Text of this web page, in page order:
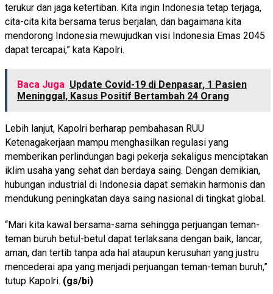
terukur dan jaga ketertiban. Kita ingin Indonesia tetap terjaga,
cita-cita kita bersama terus berjalan, dan bagaimana kita
mendorong Indonesia mewujudkan visi Indonesia Emas 2045
dapat tercapai,” kata Kapolri.
Baca Juga Update Covid-19 di Denpasar, 1 Pasien
Meninggal, Kasus Positif Bertambah 24 Orang
Lebih lanjut, Kapolri berharap pembahasan RUU
Ketenagakerjaan mampu menghasilkan regulasi yang
memberikan perlindungan bagi pekerja sekaligus menciptakan
iklim usaha yang sehat dan berdaya saing. Dengan demikian,
hubungan industrial di Indonesia dapat semakin harmonis dan
mendukung peningkatan daya saing nasional di tingkat global.
“Mari kita kawal bersama-sama sehingga perjuangan teman-
teman buruh betul-betul dapat terlaksana dengan baik, lancar,
aman, dan tertib tanpa ada hal ataupun kerusuhan yang justru
mencederai apa yang menjadi perjuangan teman-teman buruh,”
tutup Kapolri. (gs/bi)